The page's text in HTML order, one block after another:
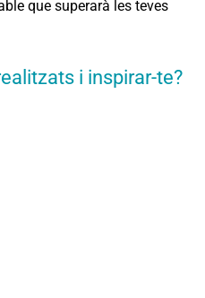
que superarà les teves
i inspirar-te?